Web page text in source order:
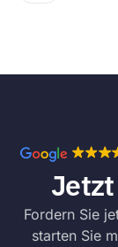
Fordern Sie
starten Sie